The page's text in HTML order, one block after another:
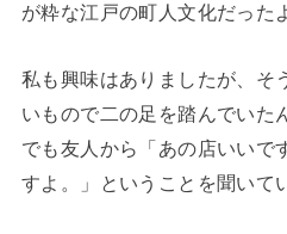
が粋な江戸の町人文化だった
私も興味はありましたが、そ
いもので二の足を踏んでいた
でも友人から「あの店いいで
すよ。」ということを聞いて